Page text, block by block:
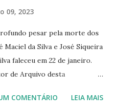
09, 2023
pesar pela morte dos
da Silva e José Siqueira
faleceu em 22 de janeiro.
de Arquivo desta
de fevereiro e encerrou a
COMENTÁRIO LEIA MAIS